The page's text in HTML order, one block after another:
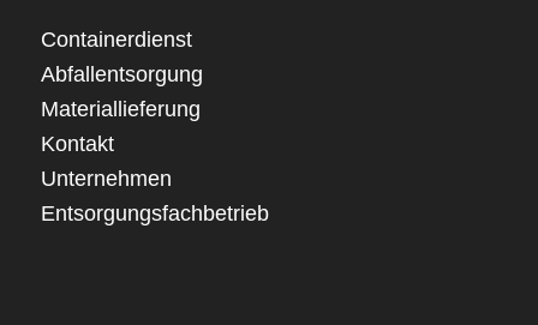
Containerdienst
Abfallentsorgung
Materiallieferung
Kontakt
Unternehmen
Entsorgungsfachbetrieb